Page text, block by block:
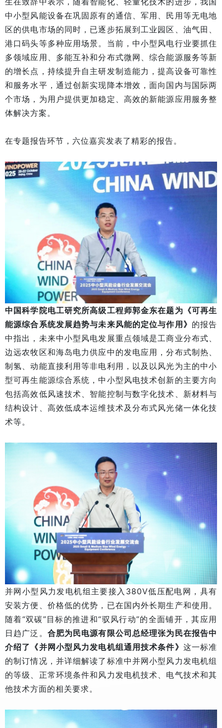
中小型风能设备在巩固原有的通信、军用、民用等无电地
区的供电市场的同时，已逐步拓展到工业园区、油气田、
港口码头等多种应用场景。当前，中小型风电行业要抓住
多领域应用、多能互补和分布式微网、综合能源服务等新
的增长点，持续提升自主研发制造能力，提高设备可靠性
和服务水平，通过创新实现降本增效，面向国内与国际两
个市场，为用户提供更加稳定、高效的新能源应用服务整
体解决方案。
在专题报告环节，六位嘉宾发表了精彩的报告。
中国科学院电工研究所高级工程师郭金东在题为《可再生
能源综合系统发展趋势与未来风能的定位与作用》 的报告
中指出，未来中小型风电发展重点领域是工商业分布式、
边远农牧区和海岛电力供应中的发电应用，分布式制热、
制氢、动能直接利用等非电利用，以及以风光为主的中小
型可再生能源综合系统，中小型风电技术创新的主要方向
包括高效低风速技术、智能控制与数字化技术、新材料与
结构设计、高效低成本运维技术及分布式风光储一体化技
术等。
并网小型风力发电机组主要接入380V低压配电网，具有
安装方便、价格低的优势，已在国内外长期生产和使用。
随着“双碳”目标的推进和“驭风行动”的全面铺开，其应用
日趋广泛。 合肥为民电源有限公司总经理张为民在报告中
介绍了《并网小型风力发电机组通用技术条件》 这一标准
的制订情况，并详细解读了标准中并网小型风力发电机组
的等级、正常环境条件和风力发电机技术、电气技术和其
他技术方面的相关要求。